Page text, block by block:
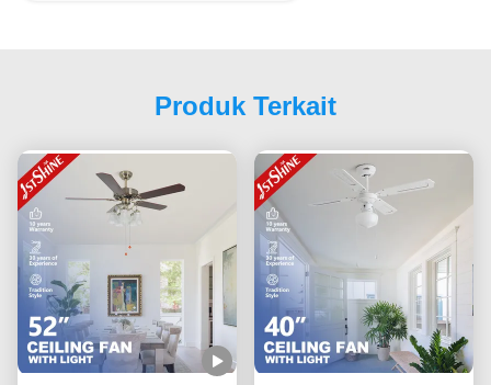
Produk Terkait